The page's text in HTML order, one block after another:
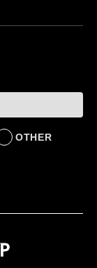
OTHER